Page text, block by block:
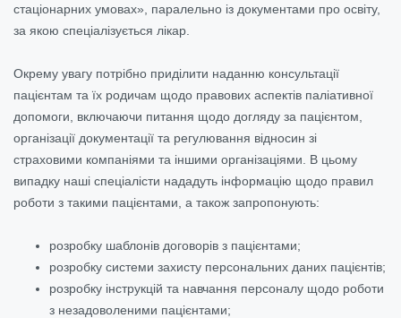
стаціонарних умовах», паралельно із документами про освіту,
за якою спеціалізується лікар.
Окрему увагу потрібно приділити наданню консультації
пацієнтам та їх родичам щодо правових аспектів паліативної
допомоги, включаючи питання щодо догляду за пацієнтом,
організації документації та регулювання відносин зі
страховими компаніями та іншими організаціями. В цьому
випадку наші спеціалісти нададуть інформацію щодо правил
роботи з такими пацієнтами, а також запропонують:
розробку шаблонів договорів з пацієнтами;
розробку системи захисту персональних даних пацієнтів;
розробку інструкцій та навчання персоналу щодо роботи
з незадоволеними пацієнтами;